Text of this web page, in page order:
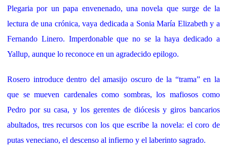
Plegaria por un papa envenenado, una novela que surge de la
lectura de una crónica, vaya dedicada a Sonia María Elizabeth y a
Fernando Linero. Imperdonable que no se la haya dedicado a
Yallup, aunque lo reconoce en un agradecido epilogo.
Rosero introduce dentro del amasijo oscuro de la “trama” en la
que se mueven cardenales como sombras, los mafiosos como
Pedro por su casa, y los gerentes de diócesis y giros bancarios
abultados, tres recursos con los que escribe la novela: el coro de
putas veneciano, el descenso al infierno y el laberinto sagrado.